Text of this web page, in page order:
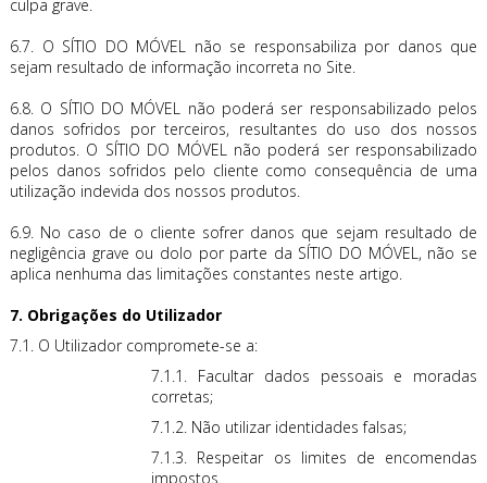
culpa grave.
6.7. O SÍTIO DO MÓVEL não se responsabiliza por danos que
sejam resultado de informação incorreta no Site.
6.8. O SÍTIO DO MÓVEL não poderá ser responsabilizado pelos
danos sofridos por terceiros, resultantes do uso dos nossos
produtos. O SÍTIO DO MÓVEL não poderá ser responsabilizado
pelos danos sofridos pelo cliente como consequência de uma
utilização indevida dos nossos produtos.
6.9. No caso de o cliente sofrer danos que sejam resultado de
negligência grave ou dolo por parte da SÍTIO DO MÓVEL, não se
aplica nenhuma das limitações constantes neste artigo.
7. Obrigações do Utilizador
7.1. O Utilizador compromete-se a:
7.1.1. Facultar dados pessoais e moradas
corretas;
7.1.2. Não utilizar identidades falsas;
7.1.3. Respeitar os limites de encomendas
impostos.